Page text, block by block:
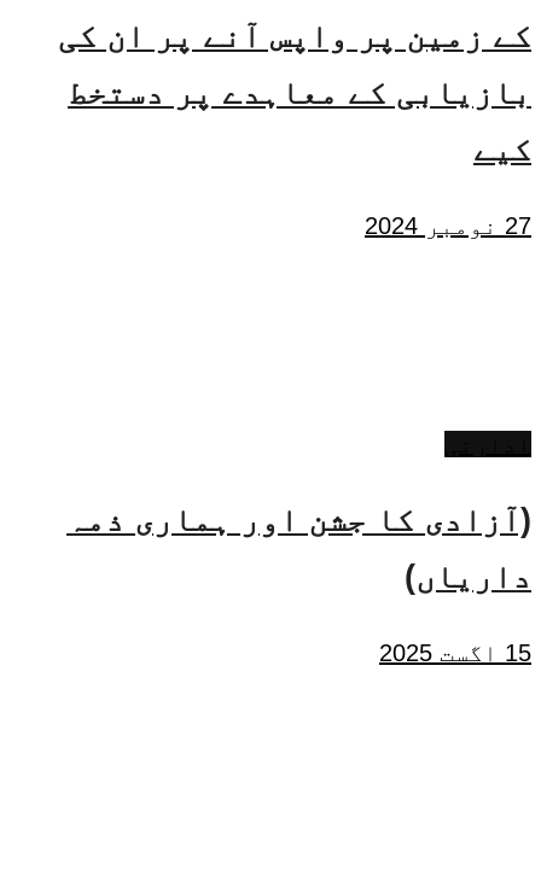
کے زمین پر واپس آنے پر ان کی
بازیابی کے معاہدے پر دستخط
کیے
27 نومبر 2024
(آزادی کا جشن اور ہماری ذمہ
داریاں)
15 اگست 2025